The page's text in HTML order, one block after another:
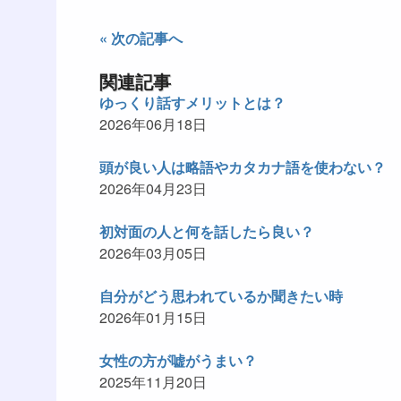
« 次の記事へ
関連記事
ゆっくり話すメリットとは？
2026年06月18日
頭が良い人は略語やカタカナ語を使わない？
2026年04月23日
初対面の人と何を話したら良い？
2026年03月05日
自分がどう思われているか聞きたい時
2026年01月15日
女性の方が嘘がうまい？
2025年11月20日